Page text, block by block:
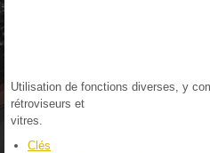
Utilisation de fonctions diverses, y
rétroviseurs et
vitres.
Clés